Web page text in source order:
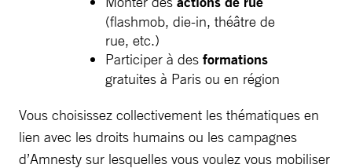
(flashmob, die-in, théâtre de
rue, etc.)
Participer à des formations
gratuites à Paris ou en région
Vous choisissez collectivement les thématiques en
lien avec les droits humains ou les campagnes
d’Amnesty sur lesquelles vous voulez vous mobiliser